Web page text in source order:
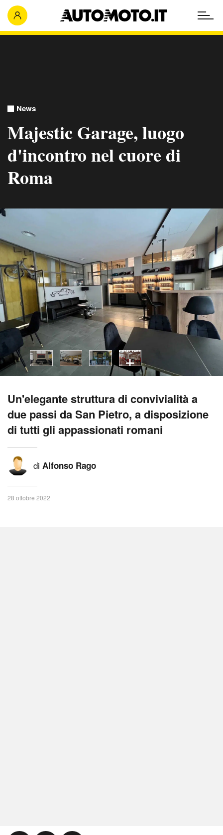
News
Majestic Garage, luogo
d'incontro nel cuore di
Roma
vedi tutti
Un'elegante struttura di convivialità a
due passi da San Pietro, a disposizione
di tutti gli appassionati romani
di Alfonso Rago
28 ottobre 2022